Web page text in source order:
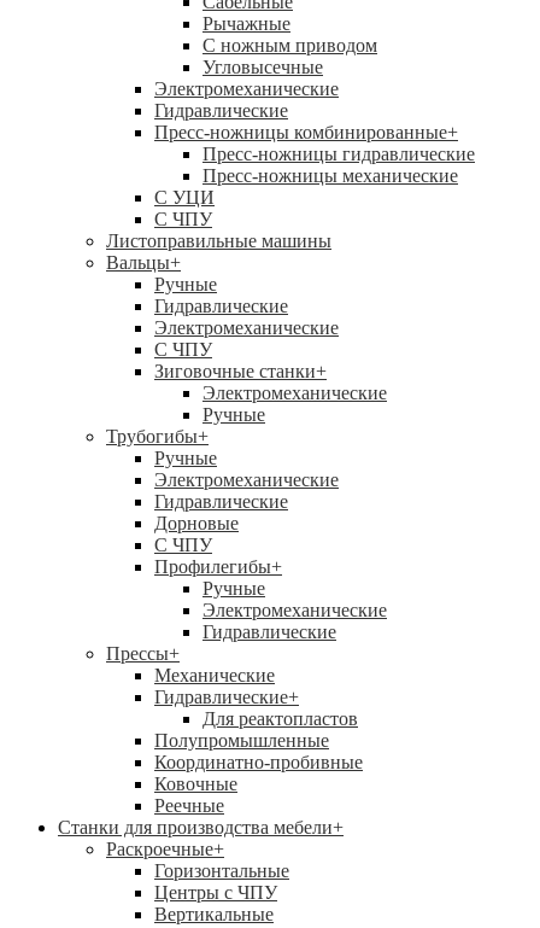
Рычажные
С ножным приводом
Угловысечные
Электромеханические
Гидравлические
Пресс-ножницы комбинированные+
Пресс-ножницы гидравлические
Пресс-ножницы механические
С УЦИ
С ЧПУ
Листоправильные машины
Вальцы+
Ручные
Гидравлические
Электромеханические
С ЧПУ
Зиговочные станки+
Электромеханические
Ручные
Трубогибы+
Ручные
Электромеханические
Гидравлические
Дорновые
С ЧПУ
Профилегибы+
Ручные
Электромеханические
Гидравлические
Прессы+
Механические
Гидравлические+
Для реактопластов
Полупромышленные
Координатно-пробивные
Ковочные
Реечные
Станки для производства мебели+
Раскроечные+
Горизонтальные
Центры с ЧПУ
Вертикальные